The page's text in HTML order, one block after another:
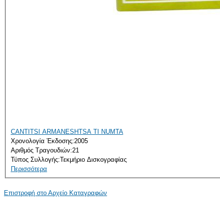
CANTITSI ARMANESHTSA TI NUMTA
Χρονολογία Έκδοσης:2005
Αριθμός Τραγουδιών:21
Τύπος Συλλογής:Τεκμήριο Δισκογραφίας
Περισσότερα
Επιστροφή στο Αρχείο Καταγραφών